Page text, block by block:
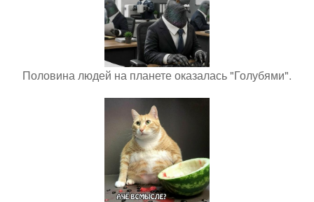
Половина людей на планете оказалась "Голубями".